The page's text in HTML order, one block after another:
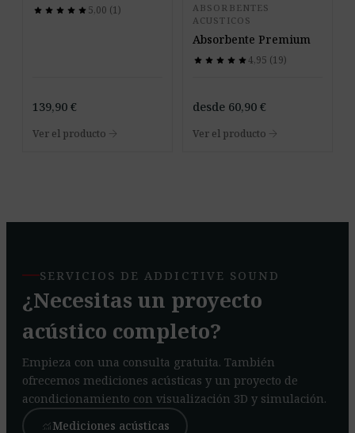
star star star star star
star star star star star 5,00 (1)
139,90 €
Ver el producto arrow_forward
ABSORBENTES
ACUSTICOS
Absorbente Premium
star star star star star
star star star star star4,95 (19)
desde 60,90 €
Ver el producto arrow_forward
SERVICIOS DE ADDICTIVE SOUND
¿Necesitas un proyecto
acústico completo?
Empieza con una consulta gratuita. También
ofrecemos mediciones acústicas y un proyecto de
acondicionamiento con visualización 3D y simulación.
monitoringMediciones acústicas